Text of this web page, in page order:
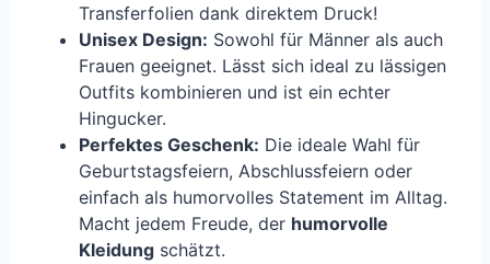
Transferfolien dank direktem Druck!
Unisex Design: Sowohl für Männer als auch
Frauen geeignet. Lässt sich ideal zu lässigen
Outfits kombinieren und ist ein echter
Hingucker.
Perfektes Geschenk: Die ideale Wahl für
Geburtstagsfeiern, Abschlussfeiern oder
einfach als humorvolles Statement im Alltag.
Macht jedem Freude, der humorvolle
Kleidung schätzt.